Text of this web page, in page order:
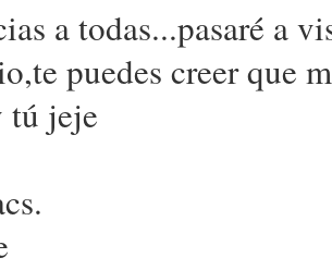
a todas...pasaré a
puedes creer que
tú jeje